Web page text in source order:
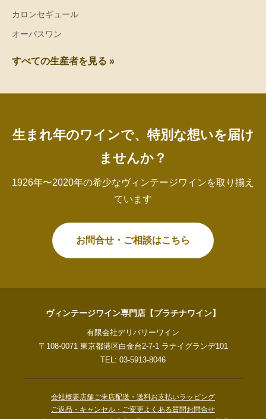
カロンセギュール
オーパスワン
すべての生産者を見る »
生まれ年のワインで、特別な想いを届け
ませんか？
1926年〜2020年の希少なヴィンテージワインを取り揃え
ています
お問合せ・ご相談はこちら
ヴィンテージワイン専門店【プラチナワイン】
有限会社デリバリーワイン
〒108-0071 東京都港区白金台2-7-1 ラナイグランデ101
TEL: 03-5913-8046
会社概要店舗ご来店配送・送料お支払いラッピング
ご返品・キャンセル・ご変更よくある質問お問合せ